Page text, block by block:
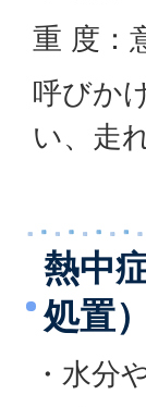
重 度：
呼びか
い、走
熱中
処置）
・水分